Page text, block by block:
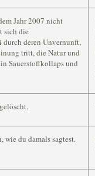
Jahr 2007 nicht
sich die
durch deren Unvernunft,
tritt, die Natur und
Sauerstoffkollaps und
wie du damals sagtest.